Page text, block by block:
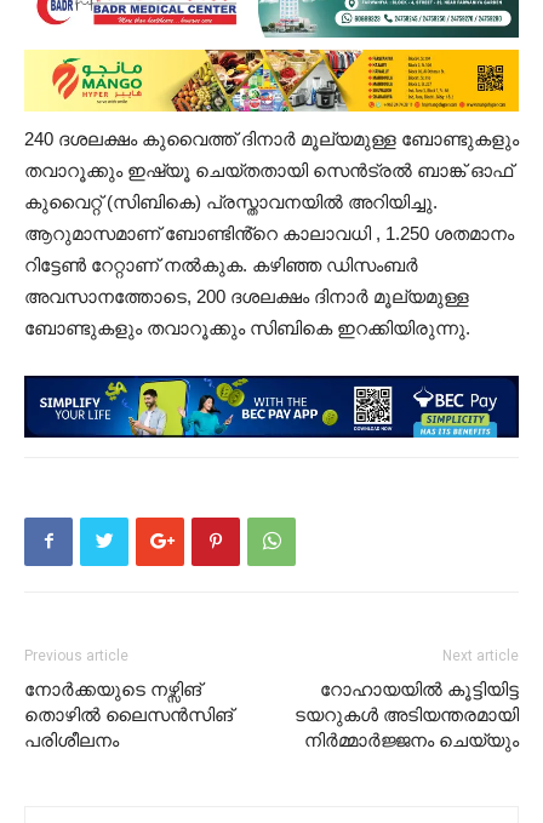
240 ദശലക്ഷം കുവൈത്ത് ദിനാർ മൂല്യമുള്ള ബോണ്ടുകളും
തവാറൂക്കും ഇഷ്യൂ ചെയ്തതായി സെൻട്രൽ ബാങ്ക് ഓഫ്
കുവൈറ്റ് (സിബികെ) പ്രസ്താവനയിൽ അറിയിച്ചു.
ആറുമാസമാണ് ബോണ്ടിൻ്റെ കാലാവധി , 1.250 ശതമാനം
റിട്ടേൺ റേറ്റാണ് നൽകുക. കഴിഞ്ഞ ഡിസംബർ
അവസാനത്തോടെ, 200 ദശലക്ഷം ദിനാർ മൂല്യമുള്ള
ബോണ്ടുകളും തവാറൂക്കും സിബികെ ഇറക്കിയിരുന്നു.
Previous article
നോർക്കയുടെ നഴ്സിങ്
തൊഴിൽ ലൈസൻസിങ്
പരിശീലനം
Next article
റോഹായയിൽ കൂട്ടിയിട്ട
ടയറുകൾ അടിയന്തരമായി
നിർമ്മാർജ്ജനം ചെയ്യും